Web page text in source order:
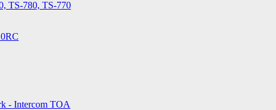
TS-780, TS-770
- Intercom TOA